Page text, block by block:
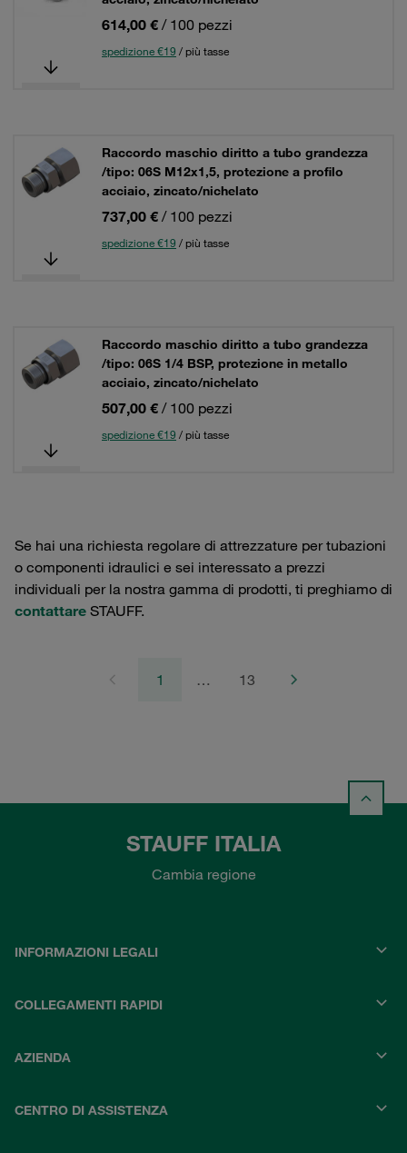
614,00 € / 100 pezzi
spedizione €19 / più tasse
Raccordo maschio diritto a tubo grandezza
/tipo: 06S M12x1,5, protezione a profilo
acciaio, zincato/nichelato
737,00 € / 100 pezzi
spedizione €19 / più tasse
Raccordo maschio diritto a tubo grandezza
/tipo: 06S 1/4 BSP, protezione in metallo
acciaio, zincato/nichelato
507,00 € / 100 pezzi
spedizione €19 / più tasse
Se hai una richiesta regolare di attrezzature per tubazioni
o componenti idraulici e sei interessato a prezzi
individuali per la nostra gamma di prodotti, ti preghiamo di
contattare STAUFF.
1 … 13
STAUFF ITALIA
Cambia regione
INFORMAZIONI LEGALI
COLLEGAMENTI RAPIDI
AZIENDA
CENTRO DI ASSISTENZA